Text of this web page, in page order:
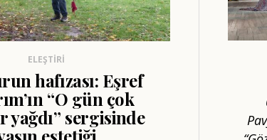
ELEŞTIRI
hafızası: Eşref
“O gün çok
yağdı” sergisinde